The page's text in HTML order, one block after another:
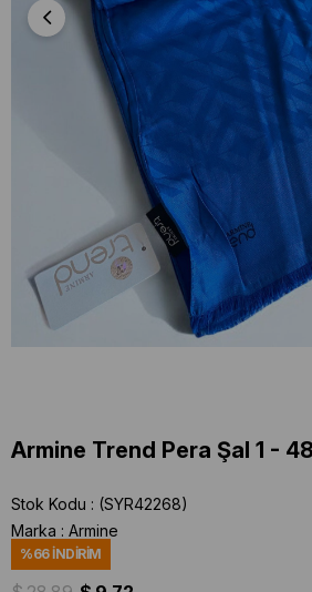
Armine Trend Pera Şal 1 -
Stok Kodu
(SYR42268)
Marka : Armine
%66İNDIRIM